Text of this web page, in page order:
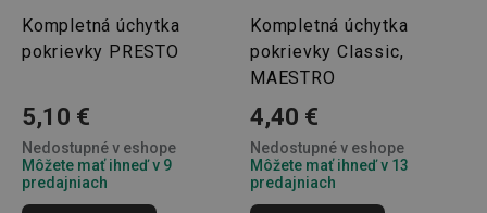
Kompletná úchytka
pokrievky PRESTO
5,10 €
Nedostupné v eshope
Môžete mať ihneď v 9
predajniach
Kompletná úchytka
pokrievky Classic,
MAESTRO
4,40 €
Nedostupné v eshope
Môžete mať ihneď v 13
predajniach
www.tescoma.sk